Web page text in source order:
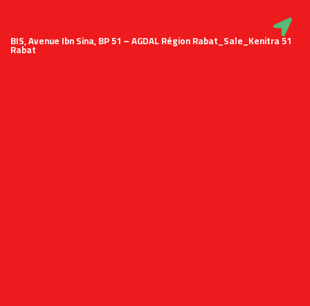
51 BIS, Avenue Ibn Sina, BP 51 – AGDAL Région Rabat_Sale_Kenitra
Rabat